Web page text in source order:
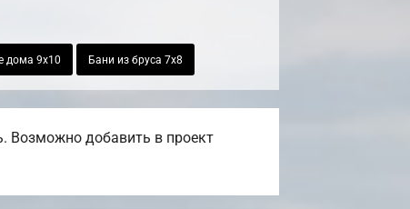
дома 9х10 Бани из бруса 7х8
Возможно добавить в проект